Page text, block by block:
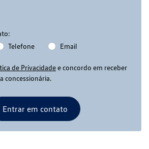
Telefone Email
de Privacidadee concordo em receber
concessionária.
Entrar em contato